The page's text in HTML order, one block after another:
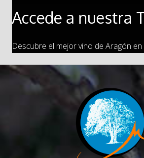
Accede a nuestra
Descubre el mejor vino de Aragón